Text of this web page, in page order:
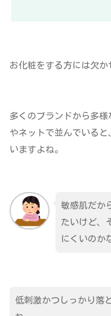
お化粧をする方には欠か
多くのブランドから多
やネットで並んでいる
いますよね。
敏感肌だか
たいけど、
にくいのか
低刺激かつしっかり落